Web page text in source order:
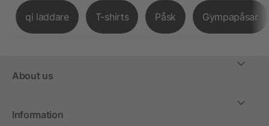
qi laddare T-shirts Påsk Gympapåsar
About us
Information